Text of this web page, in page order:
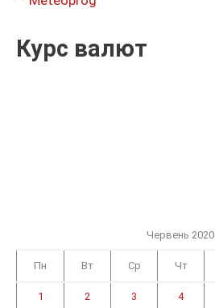
Курс валют
Червень 2020
Пн Вт Ср Чт
1 2 3 4